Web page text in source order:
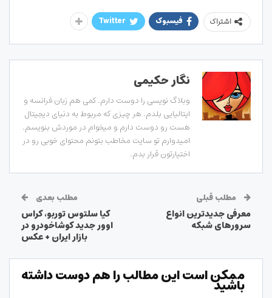
اشتراک فیسبوک Twitter
نگار حکیمی
وبلاگ نویسی را دوست دارم. کمی هم زبان فرانسه و
ایتالیایی بلدم. هر چیزی که مربوط به دنیای دیجیتال
هست رو دوست دارم و میخوام در موردش بنویسم.
امیدوارم تو سایت مخاطب بتونم محتوای خوبی رو در
اختیارتون قرار بدم.
مطلب قبلی
معرفی جدیدترین انواع
سرورهای شبکه
مطلب بعدی
کیا سلتوس توربو، کراس
اوور جدید کوشاخودرو در
بازار ایران + عکس
ممکن است این مطالب را هم دوست داشته
باشید